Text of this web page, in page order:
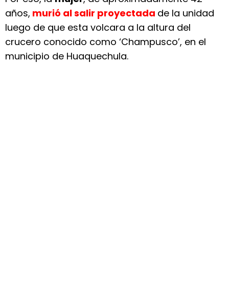
años, murió al salir proyectada de la unidad
luego de que esta volcara a la altura del
crucero conocido como ‘Champusco’, en el
municipio de Huaquechula.